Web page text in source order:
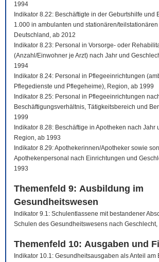
1994
Indikator 8.22: Beschäftigte in der Geburtshilfe und
1.000 in ambulanten und stationären/
Deutschland, ab 2012
Indikator 8.23: Personal in Vorsorge- oder
(Anzahl/Einwohner je Arzt) nach Jahr und
1994
Indikator 8.24: Personal in Pflegeeinrichtungen
Pflegedienste und Pflegeheime), Region, ab 1999
Indikator 8.25: Personal in Pflegeeinrichtungen
Beschäftigungsverhältnis, Tätigkeitsbereich und
1999
Indikator 8.28: Beschäftige in Apotheken nach Jahr
Region, ab 1993
Indikator 8.29: Apothekerinnen/Apotheker sowie
Apothekenpersonal nach Einrichtungen und
1993
Themenfeld 9: Ausbildung im
Gesundheitswesen
Indikator 9.1: Schulentlassene mit bestandener
Schulen des Gesundheitswesens nach
Themenfeld 10: Ausgaben und
Indikator 10.1: Gesundheitsausgaben als Anteil am